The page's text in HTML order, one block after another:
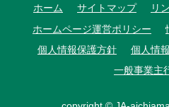
ホーム サイトマップ リ
ホームページ運営ポリシー
個人情報保護方針
個人情
一般事業主